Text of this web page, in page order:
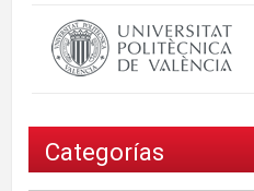
Categorías